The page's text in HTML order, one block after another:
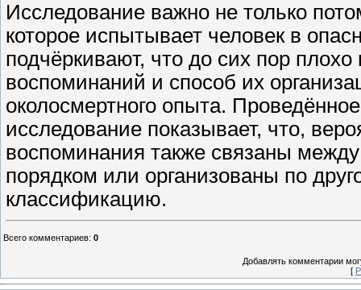
Исследование важно не только
которое испытывает человек в
подчёркивают, что до сих пор
воспоминаний и способ их
околосмертного опыта.
исследование показывает, что,
воспоминания также связаны
порядком или организованы по
классификацию.
Всего комментариев: 0
Добавлять комментарии
[